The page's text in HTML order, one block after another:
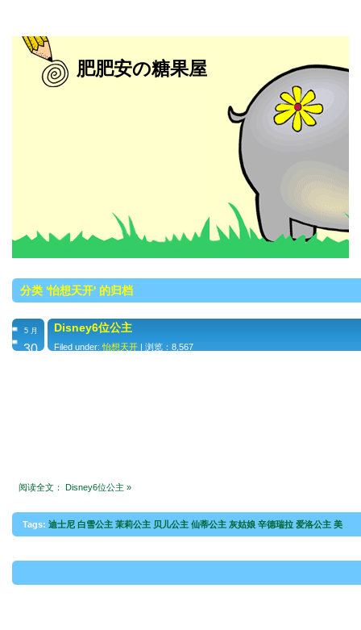
肥肥安の糖果屋
分类 '怡想天开' 的归档
5 月
30
Disney6位公主
Filed under:怡想天开 | 浏览：8,567
阅读全文： Disney6位公主 »
Tags: 迪士尼 白雪公主 茉莉公主 贝儿公主 仙蒂公主 灰姑娘 辛德瑞拉 爱洛公主 美